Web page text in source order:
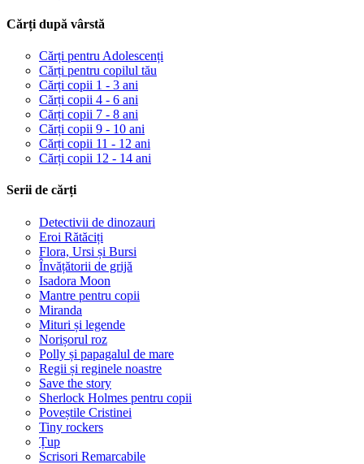
Cărți după vârstă
Cărți pentru Adolescenți
Cărți pentru copilul tău
Cărți copii 1 - 3 ani
Cărți copii 4 - 6 ani
Cărți copii 7 - 8 ani
Cărți copii 9 - 10 ani
Cărți copii 11 - 12 ani
Cărți copii 12 - 14 ani
Serii de cărți
Detectivii de dinozauri
Eroi Rătăciți
Flora, Ursi și Bursi
Învățătorii de grijă
Isadora Moon
Mantre pentru copii
Miranda
Mituri și legende
Norișorul roz
Polly și papagalul de mare
Regii și reginele noastre
Save the story
Sherlock Holmes pentru copii
Poveștile Cristinei
Tiny rockers
Țup
Scrisori Remarcabile